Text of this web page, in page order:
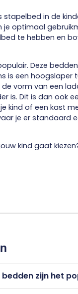
stapelbed in de
je optimaal
te hebben en
Deze
is een hoogslaper
vorm van een
is. Dit is dan ook
kind of een kast
je er standaard
kind gaat
bedden zijn het